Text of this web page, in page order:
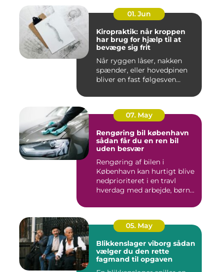
01. Jun
Kiropraktik: når kroppen
har brug for hjælp til at
bevæge sig frit
Når ryggen låser, nakken
spænder, eller hovedpinen
bliver en fast følgesven...
07. May
Rengøring bil københavn
sådan får du en ren bil
uden besvær
Rengøring af bilen i
København kan hurtigt blive
nedprioriteret i en travl
hverdag med arbejde, børn...
05. May
Blikkenslager viborg sådan
vælger du den rette
fagmand til opgaven